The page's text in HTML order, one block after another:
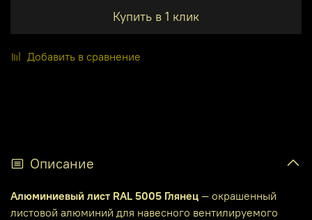
Купить в 1 клик
Добавить в сравнение
Описание
Алюминиевый лист RAL 5005 Глянец — окрашенный
листовой алюминий для навесного вентилируемого